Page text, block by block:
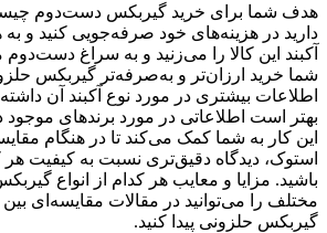
هدف شما برای خرید گیربکس دست‌دوم
دارید در هزینه‌های خود صرفه‌جویی کنید و
آکبند این کالا را می‌زنید و به سراغ
شما خرید ارزان‌تر و به‌صرفه‌تر گیربکس
اطلاعات بیشتری در مورد نوع آکبند آن
بهتر است اطلاعاتی در مورد برندهای موجود
این کار به شما کمک می‌کند تا در هنگام
استوک، دیدگاه دقیق‌تری نسبت به کیفیت هر
باشید. مزایا و معایب هر کدام از انواع
مختلف را می‌توانید در مقالات مقایسه‌ای بین
گیربکس حلزونی پیدا کنید.